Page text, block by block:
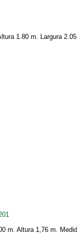
1.80 m. Largura
m. Altura 1,76 m.